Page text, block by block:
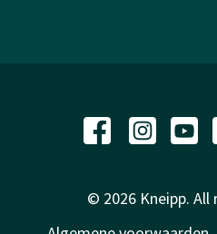
© 2026 Kneipp. All